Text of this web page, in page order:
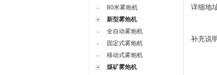
-
80米雾炮机
新型雾炮机
-
全自动雾炮机
-
固定式雾炮机
-
移动式雾炮机
煤矿雾炮机
详细地
补充说